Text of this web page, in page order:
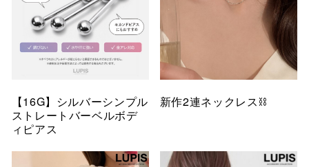
【16G】シルバーシンプル
ストレートバーベルボデ
ィピアス
新作2連ネックレス⛓️